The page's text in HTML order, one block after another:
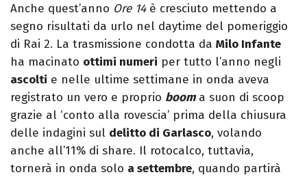
Anche quest’anno Ore 14 è cresciuto mettendo a
segno risultati da urlo nel daytime del pomeriggio
di Rai 2. La trasmissione condotta da Milo Infante
ha macinato ottimi numeri per tutto l’anno negli
ascolti e nelle ultime settimane in onda aveva
registrato un vero e proprio booma suon di scoop
grazie al ‘conto alla rovescia’ prima della chiusura
delle indagini sul delitto di Garlasco, volando
anche all’11% di share. Il rotocalco, tuttavia,
tornerà in onda solo a settembre, quando partirà